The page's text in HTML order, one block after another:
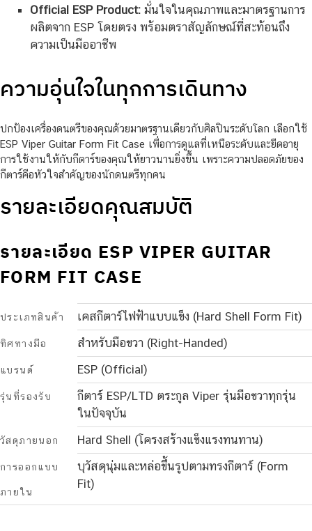
Official ESP Product:มั่นใจในคุณภาพและมาตรฐานการ
ผลิตจาก ESP โดยตรง พร้อมตราสัญลักษณ์ที่สะท้อนถึง
ความเป็นมืออาชีพ
ความอุ่นใจในทุกการเดินทาง
ปกป้องเครื่องดนตรีของคุณด้วยมาตรฐานเดียวกับศิลปินระดับโลก เลือกใช้
ESP Viper Guitar Form Fit Case เพื่อการดูแลที่เหนือระดับและยืดอายุ
การใช้งานให้กับกีตาร์ของคุณให้ยาวนานยิ่งขึ้น เพราะความปลอดภัยของ
กีตาร์คือหัวใจสำคัญของนักดนตรีทุกคน
รายละเอียดคุณสมบัติ
รายละเอียด ESP VIPER GUITAR
FORM FIT CASE
ประเภทสินค้า เคสกีตาร์ไฟฟ้าแบบแข็ง (Hard Shell Form Fit)
ทิศทางมือ สำหรับมือขวา (Right-Handed)
แบรนด์ ESP (Official)
รุ่นที่รองรับ
กีตาร์ ESP/LTD ตระกูล Viper รุ่นมือขวาทุกรุ่น
ในปัจจุบัน
วัสดุภายนอก Hard Shell (โครงสร้างแข็งแรงทนทาน)
การออกแบบ
ภายใน
บุวัสดุนุ่มและหล่อขึ้นรูปตามทรงกีตาร์ (Form
Fit)